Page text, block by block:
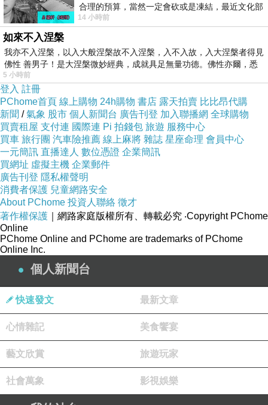
【4 - 8 分】天生的乘涼者：蔣欣妍屬性
你非常有主見，且在感情中懂得保護自己。你享受被偏
愛，也懂得篩選值得託付的對象。你不需要去「教」別人
怎麼愛，因為你本身就是那個值得被溫柔對待的人。
大神提醒： 別忘了，雖然在乘涼，偶爾也要關心一下那個
為你種樹的人。
【9 - 14 分】溫柔的守護者：溫如玉屬性
你在感情中進退有據，雖然會受傷，但懂得及時損止。你
既能享受乘涼的安穩，也願意為了心愛的人付出一定的努
力。你追求的是一種對等的平衡。
大神提醒： 請好好愛自己，你的溫柔值得被同樣溫柔的人
看見。
【15 - 20 分】極致的栽樹人：小宇 & 蔣希玟屬性
你有一顆純粹且熾熱的心，一旦愛上便傾盡所有。你是典
型的「我栽的樹為她擋雨」，即便自己淋濕也無妨。你的
大神提醒： 別讓你的愛成為一種「沒道理可講」的犧牲。
記得，你自己也是一棵需要被澆灌的樹。
合理的預算，當然一定會砍或是凍結，最近文化部
要編列公視和Taiwan plus預算，在110年
14 小時前
如來不入涅槃
我亦不入涅槃，以入大般涅槃故不入涅槃，入不入故，入大涅槃者得見
佛性 善男子！是大涅槃微妙經典，成就具足無量功德。佛性亦爾，悉
5 小時前
登入 註冊
PChome首頁 線上購物 24h購物 書店 露天拍賣 比比昂代購
新聞 /氣象 股市 個人新聞台 廣告刊登 加入聯播網 全球購物
買賣租屋 支付連 國際連 Pi 拍錢包 旅遊 服務中心
買車 旅行團 汽車險推薦 線上麻將 雜誌 星座命理 會員中心
一元簡訊 直播達人 數位憑證 企業簡訊
買網址 虛擬主機 企業郵件
廣告刊登 隱私權聲明
消費者保護 兒童網路安全
About PChome 投資人聯絡 徵才
著作權保護 ｜網路家庭版權所有、轉載必究 ‧Copyright PChome
Online
PChome Online and PChome are trademarks of PChome
Online Inc.
個人新聞台
快速發文 最新文章
心情雜記 美食饗宴
藝文欣賞 旅遊玩家
社會萬象 影視娛樂